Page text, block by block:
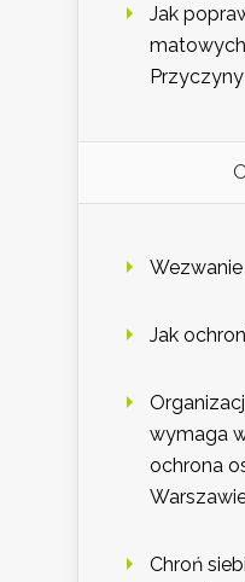
Jak
Jak
wymaga
ochrona
Chroń